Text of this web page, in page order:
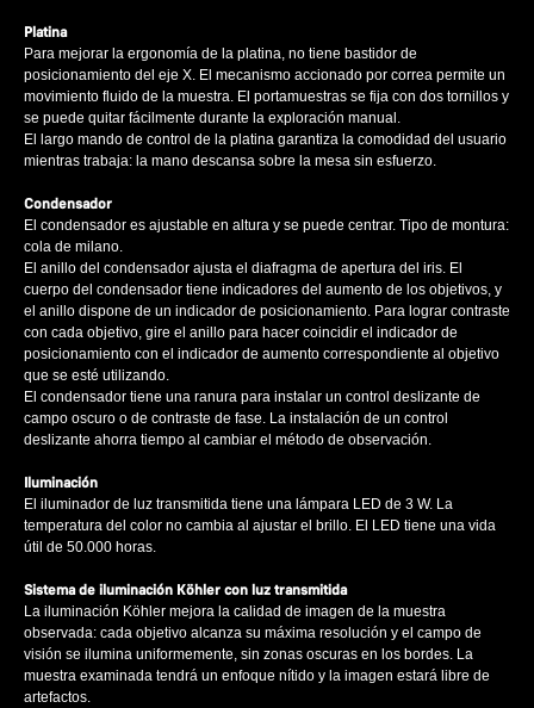
Platina
Para mejorar la ergonomía de la platina, no tiene bastidor de
posicionamiento del eje X. El mecanismo accionado por correa permite un
movimiento fluido de la muestra. El portamuestras se fija con dos tornillos y
se puede quitar fácilmente durante la exploración manual.
El largo mando de control de la platina garantiza la comodidad del usuario
mientras trabaja: la mano descansa sobre la mesa sin esfuerzo.
Condensador
El condensador es ajustable en altura y se puede centrar. Tipo de montura:
cola de milano.
El anillo del condensador ajusta el diafragma de apertura del iris. El
cuerpo del condensador tiene indicadores del aumento de los objetivos, y
el anillo dispone de un indicador de posicionamiento. Para lograr contraste
con cada objetivo, gire el anillo para hacer coincidir el indicador de
posicionamiento con el indicador de aumento correspondiente al objetivo
que se esté utilizando.
El condensador tiene una ranura para instalar un control deslizante de
campo oscuro o de contraste de fase. La instalación de un control
deslizante ahorra tiempo al cambiar el método de observación.
Iluminación
El iluminador de luz transmitida tiene una lámpara LED de 3 W. La
temperatura del color no cambia al ajustar el brillo. El LED tiene una vida
útil de 50.000 horas.
Sistema de iluminación Köhler con luz transmitida
La iluminación Köhler mejora la calidad de imagen de la muestra
observada: cada objetivo alcanza su máxima resolución y el campo de
visión se ilumina uniformemente, sin zonas oscuras en los bordes. La
muestra examinada tendrá un enfoque nítido y la imagen estará libre de
artefactos.